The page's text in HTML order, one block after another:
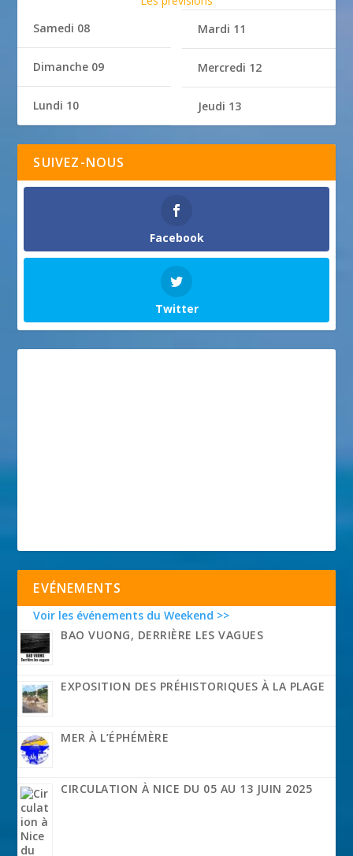
Samedi 08
Dimanche 09
Lundi 10
Mardi 11
Mercredi 12
Jeudi 13
SUIVEZ-NOUS
Facebook
Twitter
EVÉNEMENTS
Voir les événements du Weekend >>
BAO VUONG, DERRIÈRE LES VAGUES
EXPOSITION DES PRÉHISTORIQUES À LA PLAGE
MER À L’ÉPHÉMÈRE
CIRCULATION À NICE DU 05 AU 13 JUIN 2025